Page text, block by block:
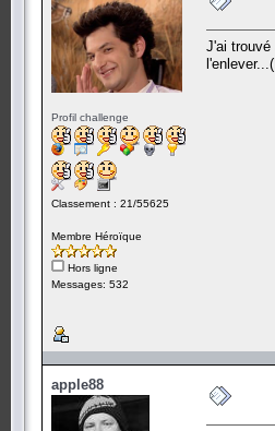
Profil challenge
Classement : 21/55625
Membre Héroïque
Hors ligne
Messages: 532
J'ai trouvé
apple88